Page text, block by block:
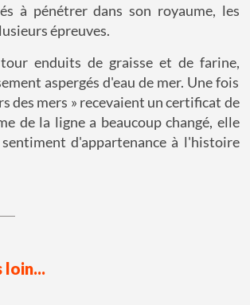
à pénétrer dans son royaume, les
épreuves.
enduits de graisse et de farine,
aspergés d'eau de mer. Une fois
des mers » recevaient un certificat de
de la ligne a beaucoup changé, elle
d'appartenance à l'histoire
loin...